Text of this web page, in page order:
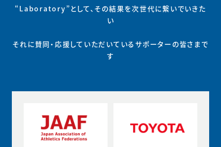
“Laboratory”として、その結果を次世代に繋いでいきた
い
それに賛同・応援していただいているサポーターの皆さまで
す